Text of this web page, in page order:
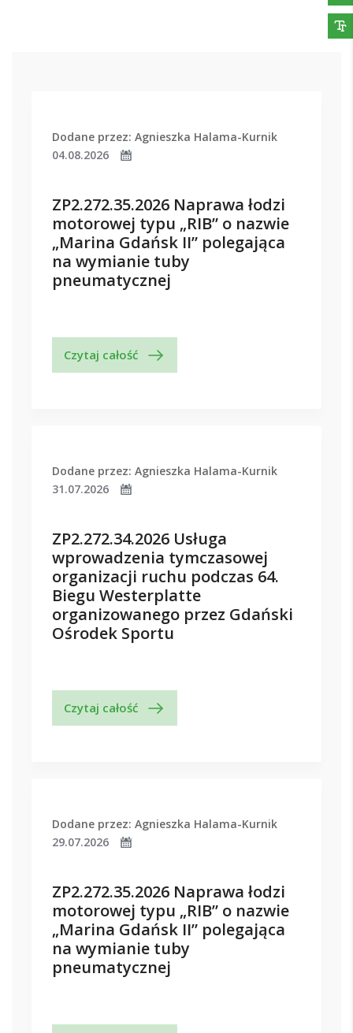
Dodane przez: Agnieszka Halama-Kurnik
04.08.2026
ZP2.272.35.2026 Naprawa łodzi
motorowej typu „RIB” o nazwie
„Marina Gdańsk II” polegająca
na wymianie tuby
pneumatycznej
Czytaj całość
Dodane przez: Agnieszka Halama-Kurnik
31.07.2026
ZP2.272.34.2026 Usługa
wprowadzenia tymczasowej
organizacji ruchu podczas 64.
Biegu Westerplatte
organizowanego przez Gdański
Ośrodek Sportu
Czytaj całość
Dodane przez: Agnieszka Halama-Kurnik
29.07.2026
ZP2.272.35.2026 Naprawa łodzi
motorowej typu „RIB” o nazwie
„Marina Gdańsk II” polegająca
na wymianie tuby
pneumatycznej